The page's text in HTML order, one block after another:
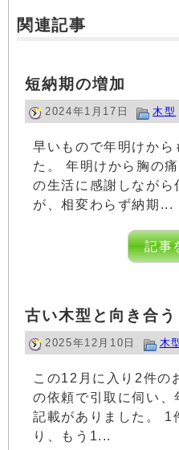
関連記事
短納期の増加
2024年1月17日 木型
早いもので年明けから
た。 年明けから胸の
の生活に感謝しながら
が、相変わらず納期...
記事
古い木型と向き合う
2025年12月10日 木
この12月に入り2件の
の依頼で引取に伺い
記載がありました。 1
り、もう1...